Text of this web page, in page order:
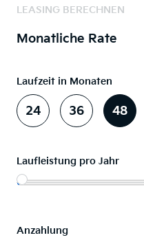
LEASING BERECHNEN
Monatliche Rate
Laufzeit in Monaten
24 36 48
Laufleistung pro Jahr
Anzahlung